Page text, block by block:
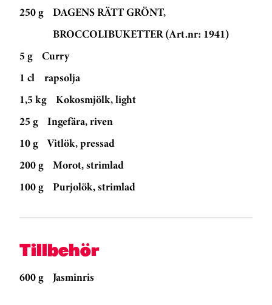
250 g
DAGENS RÄTT GRÖNT,
BROCCOLIBUKETTER (Art.nr: 1941)
5 g
Curry
1 cl
rapsolja
1,5 kg
Kokosmjölk, light
25 g
Ingefära, riven
10 g
Vitlök, pressad
200 g
Morot, strimlad
100 g
Purjolök, strimlad
Tillbehör
600 g Jasminris